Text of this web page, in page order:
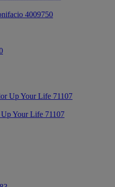
4009750
Your Life 71107